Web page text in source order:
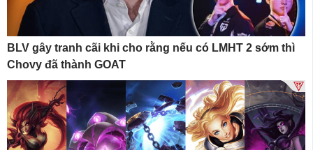
BLV gây tranh cãi khi cho rằng nếu có LMHT 2 sớm thì
Chovy đã thành GOAT